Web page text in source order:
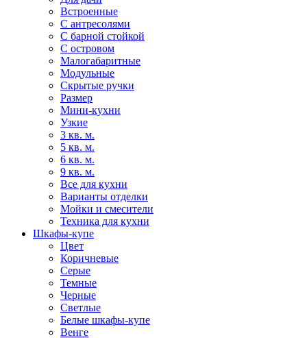
Встроенные
С антресолями
С барной стойкой
С островом
Малогабаритные
Модульные
Скрытые ручки
Размер
Мини-кухни
Узкие
3 кв. м.
5 кв. м.
6 кв. м.
9 кв. м.
Все для кухни
Варианты отделки
Мойки и смесители
Техника для кухни
Шкафы-купе
Цвет
Коричневые
Серые
Темные
Черные
Светлые
Белые шкафы-купе
Венге